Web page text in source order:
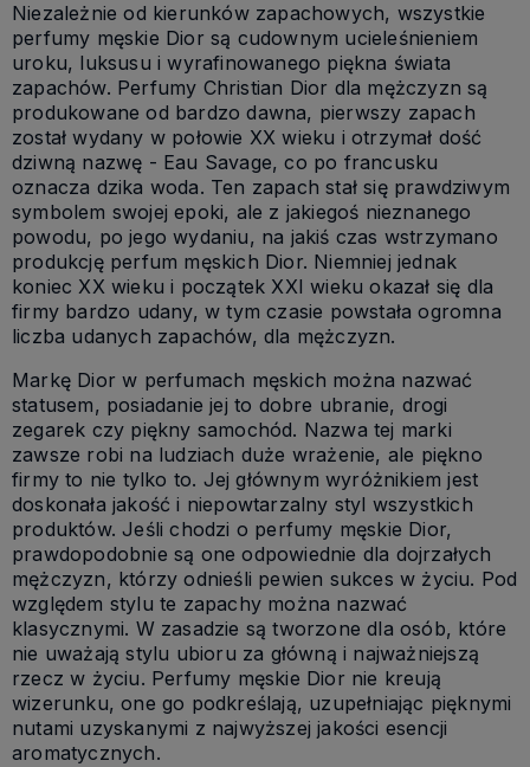
Niezależnie od kierunków zapachowych, wszystkie
perfumy męskie Dior są cudownym ucieleśnieniem
uroku, luksusu i wyrafinowanego piękna świata
zapachów. Perfumy Christian Dior dla mężczyzn są
produkowane od bardzo dawna, pierwszy zapach
został wydany w połowie XX wieku i otrzymał dość
dziwną nazwę - Eau Savage, co po francusku
oznacza dzika woda. Ten zapach stał się prawdziwym
symbolem swojej epoki, ale z jakiegoś nieznanego
powodu, po jego wydaniu, na jakiś czas wstrzymano
produkcję perfum męskich Dior. Niemniej jednak
koniec XX wieku i początek XXI wieku okazał się dla
firmy bardzo udany, w tym czasie powstała ogromna
liczba udanych zapachów, dla mężczyzn.
Markę Dior w perfumach męskich można nazwać
statusem, posiadanie jej to dobre ubranie, drogi
zegarek czy piękny samochód. Nazwa tej marki
zawsze robi na ludziach duże wrażenie, ale piękno
firmy to nie tylko to. Jej głównym wyróżnikiem jest
doskonała jakość i niepowtarzalny styl wszystkich
produktów. Jeśli chodzi o perfumy męskie Dior,
prawdopodobnie są one odpowiednie dla dojrzałych
mężczyzn, którzy odnieśli pewien sukces w życiu. Pod
względem stylu te zapachy można nazwać
klasycznymi. W zasadzie są tworzone dla osób, które
nie uważają stylu ubioru za główną i najważniejszą
rzecz w życiu. Perfumy męskie Dior nie kreują
wizerunku, one go podkreślają, uzupełniając pięknymi
nutami uzyskanymi z najwyższej jakości esencji
aromatycznych.